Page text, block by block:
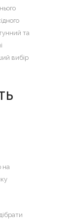
та
вибір
на